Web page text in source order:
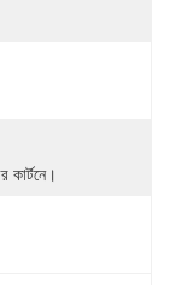
কার্টনে।